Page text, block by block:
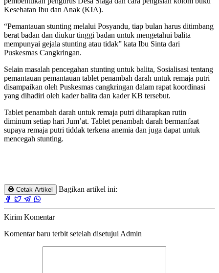
Kesehatan Ibu dan Anak (KIA).
“Pemantauan stunting melalui Posyandu, tiap bulan harus ditimbang
berat badan dan diukur tinggi badan untuk mengetahui balita
mempunyai gejala stunting atau tidak” kata Ibu Sinta dari
Puskesmas Cangkringan.
Selain masalah pencegahan stunting untuk balita, Sosialisasi tentang
pemantauan pemantauan tablet penambah darah untuk remaja putri
disampaikan oleh Puskesmas cangkringan dalam rapat koordinasi
yang dihadiri oleh kader balita dan kader KB tersebut.
Tablet penambah darah untuk remaja putri diharapkan rutin
diminum setiap hari Jum’at. Tablet penambah darah bermanfaat
supaya remaja putri tiddak terkena anemia dan juga dapat untuk
mencegah stunting.
Cetak Artikel Bagikan artikel ini:
Kirim Komentar
Komentar baru terbit setelah disetujui Admin